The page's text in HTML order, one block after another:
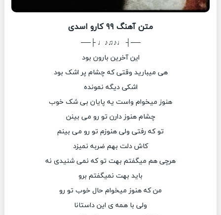
متن آهنگ ۹۹ کارو اسدی
──┤ ♩♪♫♪♩ ├──
این آخرین بارون بود
هی میبارید وقتی که چشام پر اشک بود
اشکی دیگه نمونده
هنوز میخوام واست یه پایان بی شک خوب
چشام هنوز دارن تو رو می بینن
تو که رفتی ولی هنوزم تو رو می بینم
کاش دلت بهم ضربه نمیزد
هرچی هم میگفتم بهت تو که نمی شنیدی نه
باید بهت نمیگفتم برو
من که هنوز میخوام حال خوب تو رو
ولی با همه ی این داستانا